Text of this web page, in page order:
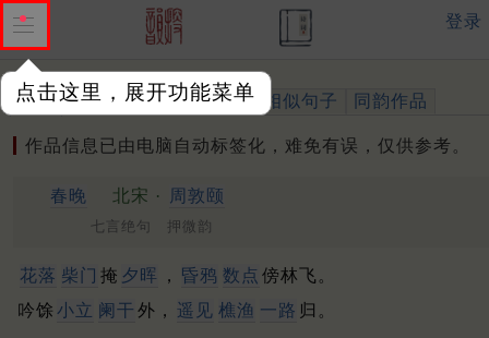
点击这里，展开功能菜单
登录
作品 标注四声 出处、引用 相似句子 同韵作品
作品信息已由电脑自动标签化，难免有误，仅供参考。
春晚 北宋 · 周敦颐
七言绝句 押微韵
花落 柴门 掩 夕晖 ， 昏鸦 数点 傍林飞。
吟馀 小立 阑干 外， 遥见 樵渔 一路 归。